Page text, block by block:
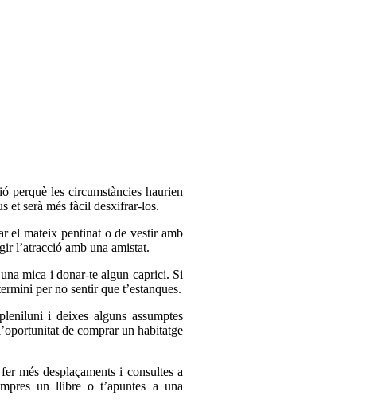
perquè les circumstàncies haurien
et serà més fàcil desxifrar-los.
el mateix pentinat o de vestir amb
l’atracció amb una amistat.
mica i donar-te algun caprici. Si
per no sentir que t’estanques.
i deixes alguns assumptes
de comprar un habitatge
més desplaçaments i consultes a
un llibre o t’apuntes a una